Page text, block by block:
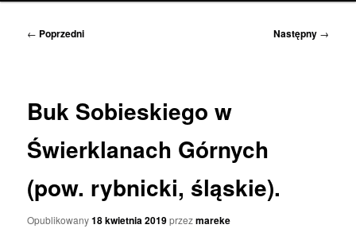
Nawigacja
← Poprzedni Następny →
Buk Sobieskiego w
Świerklanach Górnych
(pow. rybnicki, śląskie).
Opublikowany18 kwietnia 2019przezmareke